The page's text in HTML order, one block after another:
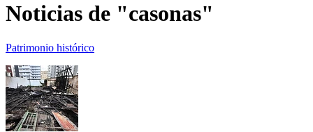
Noticias de "casonas"
Patrimonio histórico